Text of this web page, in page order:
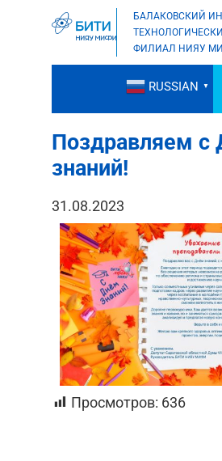
БАЛАКОВСКИЙ
ФИЛИАЛ НИЯУ
RUSSIAN ▼
Поздравляем с
знаний!
31.08.2023
Просмотров: 636